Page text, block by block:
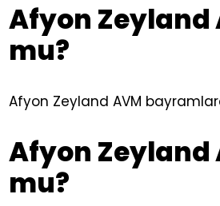
Afyon Zeyland
mu?
Afyon Zeyland AVM
Afyon Zeyland
mu?